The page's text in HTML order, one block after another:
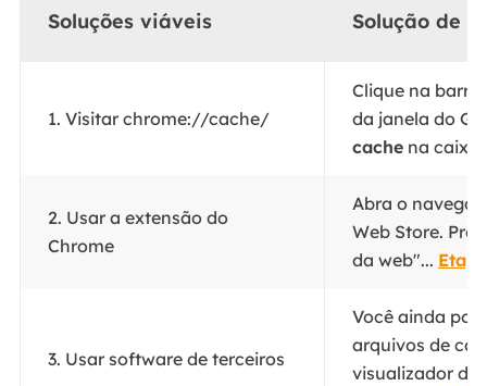
Soluções viáveis Solução de
1. Visitar chrome://cache/
Clique na barra
da janela do
cachena
2. Usar a extensão do
Chrome
Abra o
Web Store.
da web"...
3. Usar software de terceiros
Você ainda
arquivos de
visualizador de